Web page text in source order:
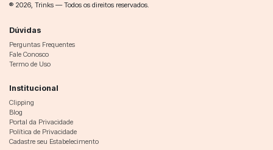
® 2026, Trinks — Todos os direitos reservados.
Dúvidas
Perguntas Frequentes
Fale Conosco
Termo de Uso
Institucional
Clipping
Blog
Portal da Privacidade
Política de Privacidade
Cadastre seu Estabelecimento